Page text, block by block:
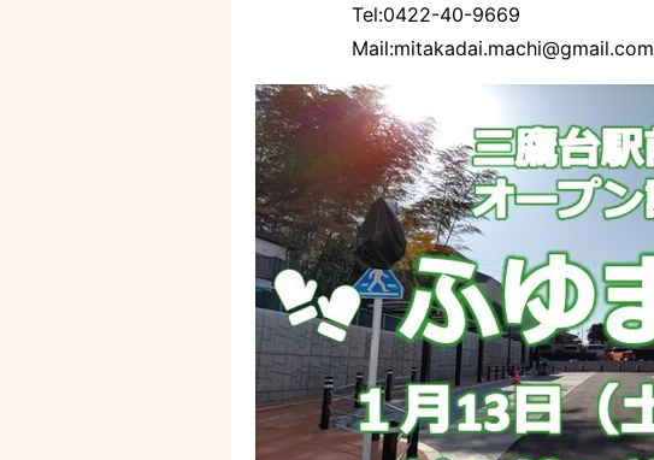
Tel:0422-40-9669
Mail:mitakadai.machi@gmail.com